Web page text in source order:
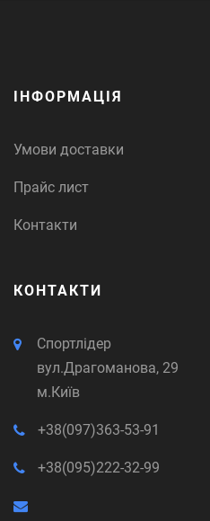
ІНФОРМАЦІЯ
Умови доставки
Прайс лист
Контакти
КОНТАКТИ
Спортлідер
вул.Драгоманова, 29
м.Київ
+38(097)363-53-91
+38(095)222-32-99